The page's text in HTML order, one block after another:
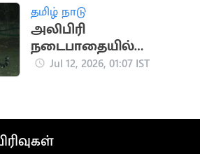
தமிழ் நாடு
அலிபிரி
நடைபாதையில்
சிறுத்தை நடமாட்டம்:
Jul 12, 2026, 01:07 IST